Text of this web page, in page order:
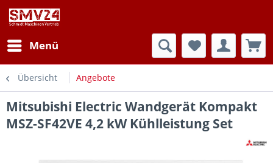
Menü
Übersicht Angebote
Mitsubishi Electric Wandgerät Kompakt
MSZ-SF42VE 4,2 kW Kühlleistung Set